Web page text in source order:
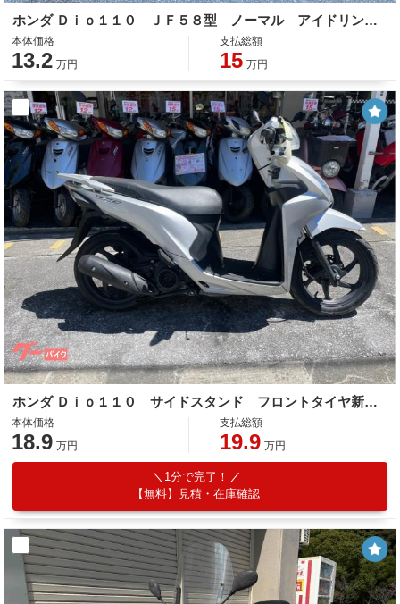
ホンダ Ｄｉｏ１１０ ＪＦ５８型 ノーマル アイドリングストップ 整備 保証 自賠責保険
本体価格
13.2 万円
支払総額
15 万円
ホンダ Ｄｉｏ１１０ サイドスタンド フロントタイヤ新品 リヤタイヤ新品
本体価格
18.9 万円
支払総額
19.9 万円
1分で完了！
【無料】見積・在庫確認